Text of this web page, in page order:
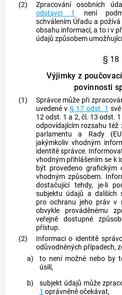
(2)
Zpracování osobních
odstavci 1
není
schválením Úřadu a
obsahu informací, a to i v
údajů způsobem
§ 18
Výjimky z
povinnosti
(1)
Správce může při
uvedené v§ 17 odst. 1
12 odst. 1 a 2, čl. 13 odst.
odpovídajícím rozsahu též
parlamentu a Rady
jakýmkoliv vhodným
identitě správce.
vhodným přihlášením se k
být provedeno grafickým
vhodným způsobem.
dostačující tehdy, je-li
subjektu údajů a dalších
pro ochranu jeho práv v
obvykle prováděnému
veřejně dostupné
přístup.
(2)
Informaci o identitě
odůvodněných případech,
a)
to není možné nebo by
úsilí,
b)
subjekt údajů může
1 oprávněně očekávat,